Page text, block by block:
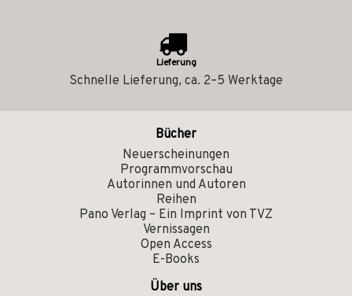
Lieferung
Schnelle Lieferung, ca. 2–5 Werktage
Bücher
Neuerscheinungen
Programmvorschau
Autorinnen und Autoren
Reihen
Pano Verlag – Ein Imprint von TVZ
Vernissagen
Open Access
E-Books
Über uns